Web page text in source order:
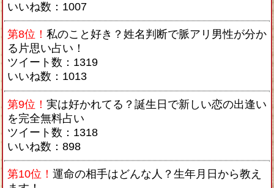
いいね数：1007
第8位！ 私のこと好き？姓名判断で脈アリ男性が分か
る片思い占い！
ツイート数：1319
いいね数：1013
第9位！ 実は好かれてる？誕生日で新しい恋の出逢い
を完全無料占い
ツイート数：1318
いいね数：898
第10位！ 運命の相手はどんな人？生年月日から教え